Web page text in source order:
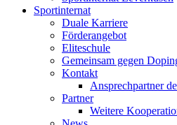
Sportinternat
Duale Karriere
Förderangebot
Eliteschule
Gemeinsam gegen
Kontakt
Ansprechpartner
Partner
Weitere